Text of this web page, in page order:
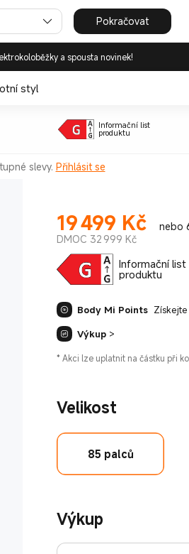
Pokračovat
a spousta novinek!
styl
Informační list
produktu
slevy. Přihlásit se
19 499 Kč
Current Price
nebo
DMOC 32 999 Kč
Informační list
produktu
Body Mi Points
Výkup >
* Akci lze uplatnit na částku při
Velikost
85 palců
Výkup